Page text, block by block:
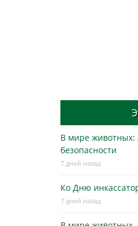
В мире
безопасности
7 дней назад
Ко Дню
7 дней назад